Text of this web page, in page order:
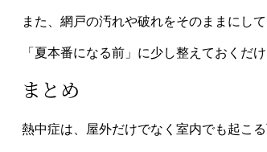
また、網戸の汚れや破れをそのままにし
「夏本番になる前」に少し整えておくだ
まとめ
熱中症は、屋外だけでなく室内でも起こる